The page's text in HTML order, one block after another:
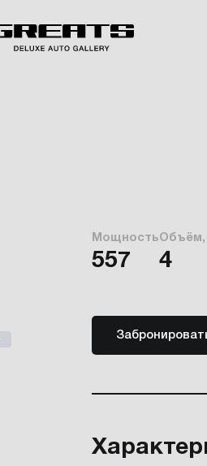
Мощность
557
Объём,
4